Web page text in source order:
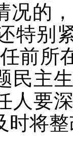
况的
特别
前所
民主
人要
时将